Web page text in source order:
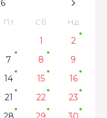
Пт Сб Нд
1
2
7 8
9
14 15
16
21 22
23